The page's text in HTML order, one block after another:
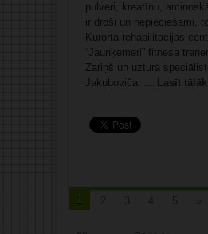
pulveri, kreatīnu,
ir droši un nepieciešami,
Kūrorta rehabilitācijas
“Jaunķemeri” fitnesa
Zariņš un uztura
Jakuboviča. ... Lasīt
1